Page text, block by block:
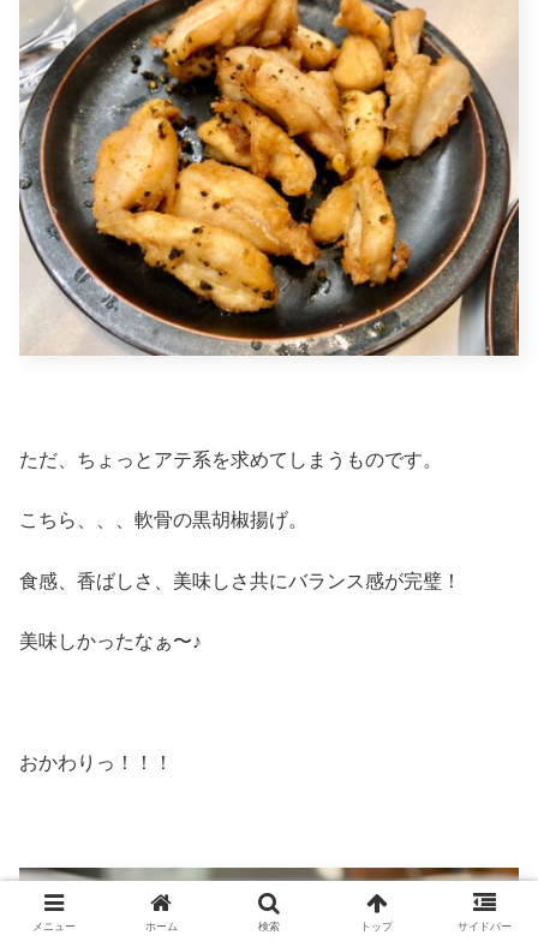
ただ、ちょっとアテ系を求めてしまうものです。
こちら、、、軟骨の黒胡椒揚げ。
食感、香ばしさ、美味しさ共にバランス感が完璧！
美味しかったなぁ〜♪
おかわりっ！！！
メニュー ホーム 検索 トップ サイドバー